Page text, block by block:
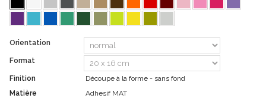
Orientation
Format
Finition
Découpe à la forme - sans fond
Matière
Adhesif MAT